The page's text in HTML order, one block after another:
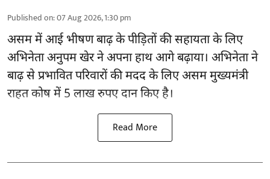
Published on:07 Aug 2026, 1:30 pm
असम में आई भीषण बाढ़ केपीड़ितों की सहायताके लिए
अभिनेता अनुपम खेर ने अपना हाथ आगे बढ़ाया। अभिनेता ने
बाढ़ से प्रभावित परिवारों की मदद के लिए असम मुख्यमंत्री
राहत कोष में 5 लाख रुपए दान किए है।
Read More